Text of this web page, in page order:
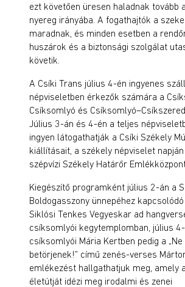
ezt követően üresen haladnak tovább
nyereg irányába. A fogathajtók a
maradnak, és minden esetben a
huszárok és a biztonsági szolgálat
követik.
A Csíki Trans július 4-én ingyenes
népviseletben érkezők számára a
Csíksomlyó és
Július 3-án és 4-én a teljes
ingyen látogathatják a Csíki Székely
kiállításait, a székely népviselet napján
szépvízi Székely Határőr
Kiegészítő programként július 2-án a
Boldogasszony ünnepéhez
Siklósi Tenkes Vegyeskar ad
csíksomlyói kegytemplomban, július
csíksomlyói Mária Kertben pedig a „Ne
betörjenek!” című zenés-verses
emlékezést hallgathatjuk meg, amely
életútját idézi meg irodalmi és zenei